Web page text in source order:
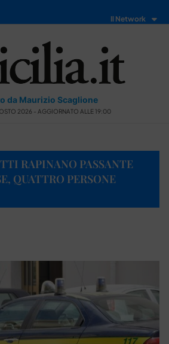
Il Network
da Maurizio Scaglione
2026 - AGGIORNATO ALLE 19:00
RAPINANO PASSANTE
QUATTRO PERSONE